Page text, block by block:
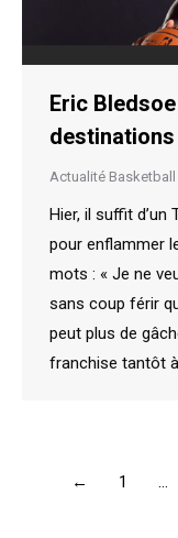
Eric
destinations
Actualité Basketball
Hier, il suffit d’un
pour enflammer
mots : « Je ne
sans coup férir
peut plus de
franchise tantôt
← 1 …